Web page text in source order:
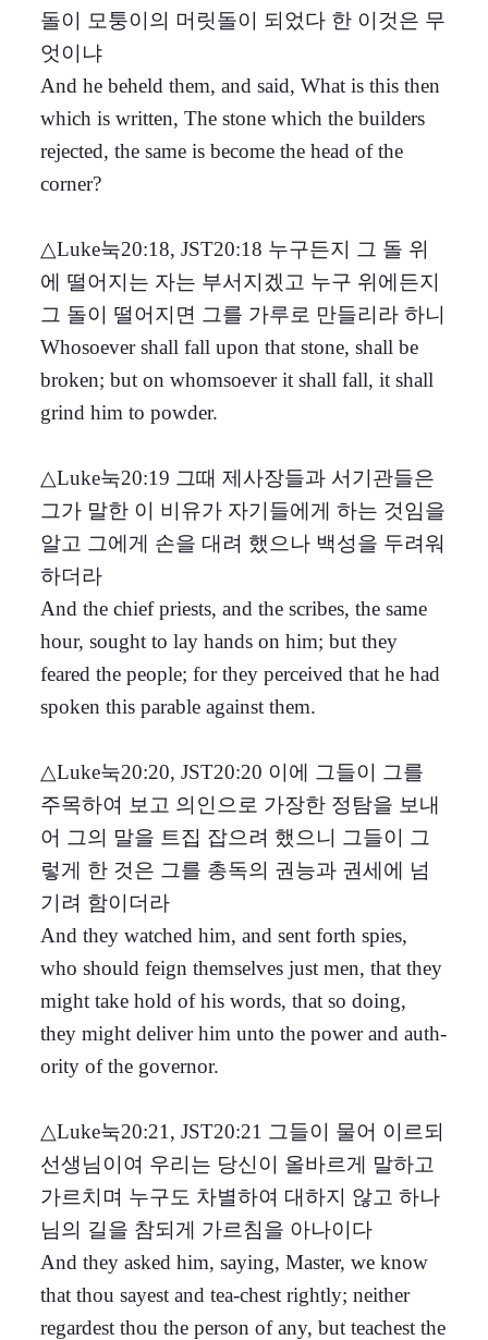
돌이 모퉁이의 머릿돌이 되었다 한 이것은 무
엇이냐
And he beheld them, and said, What is this then
which is written, The stone which the builders
rejected, the same is become the head of the
corner?
△Luke눅20:18, JST20:18 누구든지 그 돌 위
에 떨어지는 자는 부서지겠고 누구 위에든지
그 돌이 떨어지면 그를 가루로 만들리라 하니
Whosoever shall fall upon that stone, shall be
broken; but on whomsoever it shall fall, it shall
grind him to powder.
△Luke눅20:19 그때 제사장들과 서기관들은
그가 말한 이 비유가 자기들에게 하는 것임을
알고 그에게 손을 대려 했으나 백성을 두려워
하더라
And the chief priests, and the scribes, the same
hour, sought to lay hands on him; but they
feared the people; for they perceived that he had
spoken this parable against them.
△Luke눅20:20, JST20:20 이에 그들이 그를
주목하여 보고 의인으로 가장한 정탐을 보내
어 그의 말을 트집 잡으려 했으니 그들이 그
렇게 한 것은 그를 총독의 권능과 권세에 넘
기려 함이더라
And they watched him, and sent forth spies,
who should feign themselves just men, that they
might take hold of his words, that so doing,
they might deliver him unto the power and auth-
ority of the governor.
△Luke눅20:21, JST20:21 그들이 물어 이르되
선생님이여 우리는 당신이 올바르게 말하고
가르치며 누구도 차별하여 대하지 않고 하나
님의 길을 참되게 가르침을 아나이다
And they asked him, saying, Master, we know
that thou sayest and tea-chest rightly; neither
regardest thou the person of any, but teachest the